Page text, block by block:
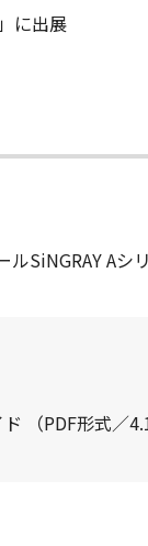
に出展
ルSiNGRAY Aシ
（PDF形式／